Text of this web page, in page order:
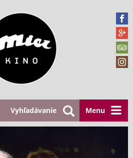
Menu
Vyhľadávanie